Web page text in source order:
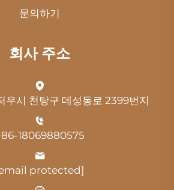
문의하기
회사 주소
우시 천탕구 데성동로 2399번지
18069880575
protected]